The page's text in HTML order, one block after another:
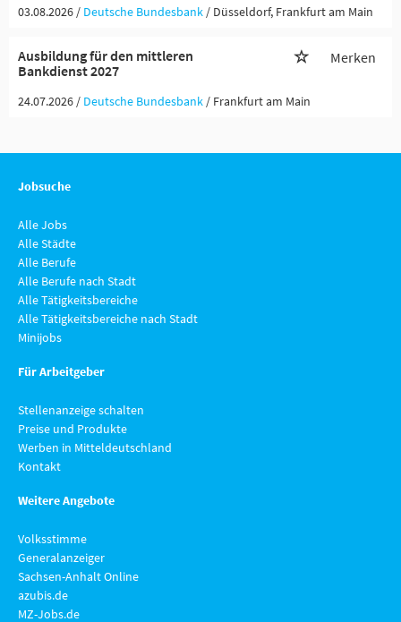
03.08.2026 / Deutsche Bundesbank / Düsseldorf, Frankfurt am Main
Ausbildung für den mittleren
Bankdienst 2027
Merken
24.07.2026 / Deutsche Bundesbank / Frankfurt am Main
Jobsuche
Alle Jobs
Alle Städte
Alle Berufe
Alle Berufe nach Stadt
Alle Tätigkeitsbereiche
Alle Tätigkeitsbereiche nach Stadt
Minijobs
Für Arbeitgeber
Stellenanzeige schalten
Preise und Produkte
Werben in Mitteldeutschland
Kontakt
Weitere Angebote
Volksstimme
Generalanzeiger
Sachsen-Anhalt Online
azubis.de
MZ-Jobs.de